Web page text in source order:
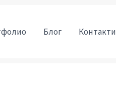
Блог Контакти